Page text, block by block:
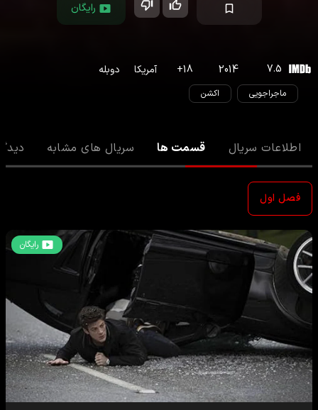
رایگان
7.5
2014
18
+ آمریکا دوبله
ماجراجویی اکشن
اطلاعات سریال قسمت ها سریال های مشابه
فصل اول
رایگان